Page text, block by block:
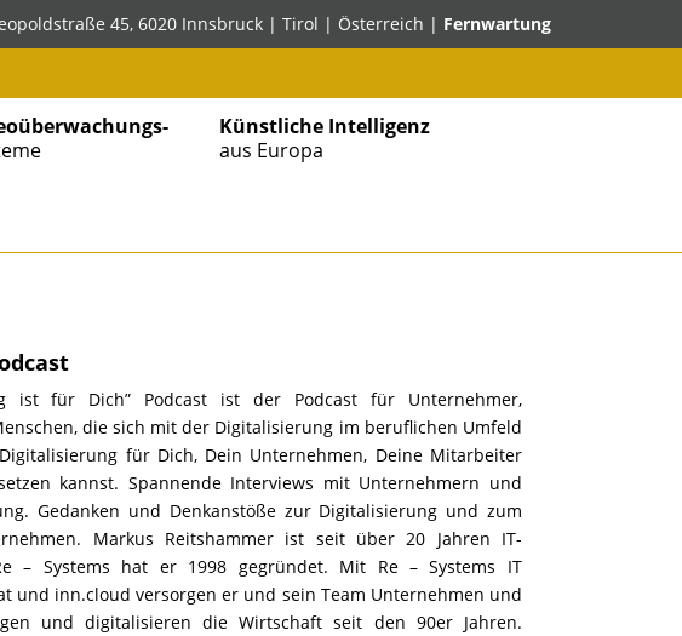
45, 6020 Innsbruck | Tirol | Österreich | Fernwartung
Künstliche Intelligenz
aus Europa
ist für Dich” Podcast ist der Podcast für Unternehmer,
die sich mit der Digitalisierung im beruflichen Umfeld
für Dich, Dein Unternehmen, Deine Mitarbeiter
kannst. Spannende Interviews mit Unternehmern und
Gedanken und Denkanstöße zur Digitalisierung und zum
Markus Reitshammer ist seit über 20 Jahren IT-
– Systems hat er 1998 gegründet. Mit Re – Systems IT
und inn.cloud versorgen er und sein Team Unternehmen und
und digitalisieren die Wirtschaft seit den 90er Jahren.